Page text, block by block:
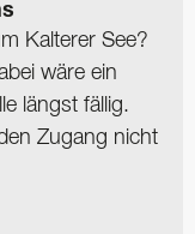
Kalterer See?
wäre ein
längst fällig.
Zugang nicht